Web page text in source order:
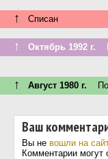
↑ Списан
↑ Октябрь 1992 г.
↑ Август 1980 г.
Ваш
Вы не вошли на сайт
Комментарии могут